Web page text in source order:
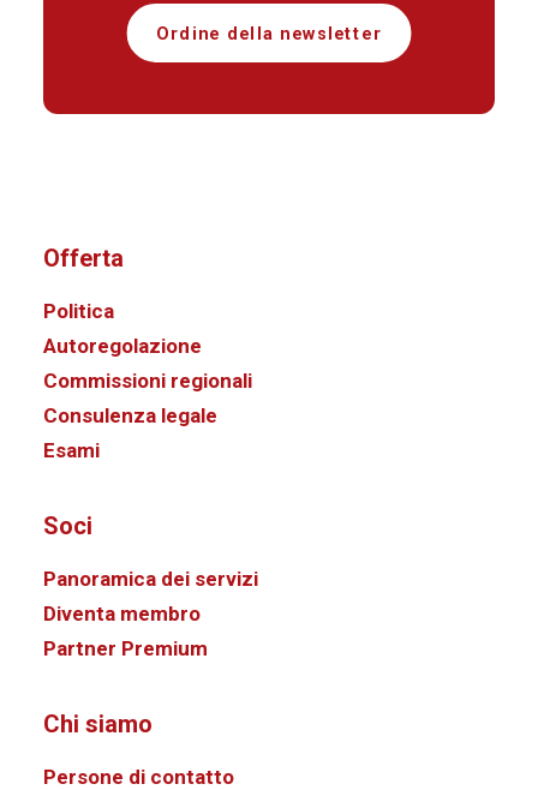
Ordine della newsletter
Offerta
Politica
Autoregolazione
Commissioni regionali
Consulenza legale
Esami
Soci
Panoramica dei servizi
Diventa membro
Partner Premium
Chi siamo
Persone di contatto